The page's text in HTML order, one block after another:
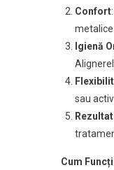
Confort
metalice
Igienă
sau
Cum